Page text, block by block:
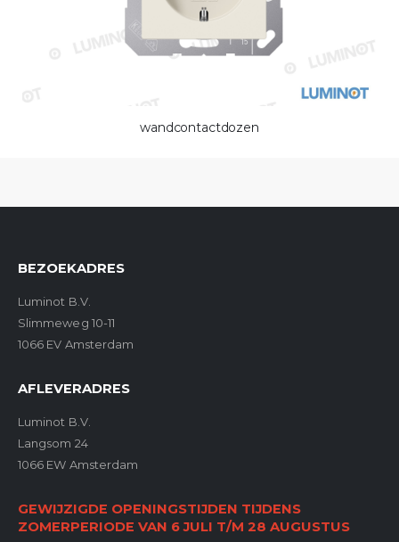
wandcontactdozen
BEZOEKADRES
Luminot B.V.
Slimmeweg 10-11
1066 EV Amsterdam
AFLEVERADRES
Luminot B.V.
Langsom 24
1066 EW Amsterdam
GEWIJZIGDE OPENINGSTIJDEN TIJDENS
ZOMERPERIODE VAN 6 JULI T/M 28 AUGUSTUS